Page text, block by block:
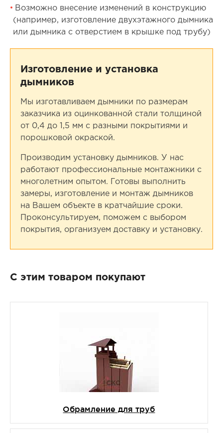
Возможно внесение изменений в конструкцию
(например, изготовление двухэтажного дымника
или дымника с отверстием в крышке под трубу)
Изготовление и установка
дымников
Мы изготавливаем дымники по размерам
заказчика из оцинкованной стали толщиной
от 0,4 до 1,5 мм с разными покрытиями и
порошковой окраской.
Производим установку дымников. У нас
работают профессиональные монтажники с
многолетним опытом. Готовы выполнить
замеры, изготовление и монтаж дымников
на Вашем объекте в кратчайшие сроки.
Проконсультируем, поможем с выбором
покрытия, организуем доставку и установку.
С этим товаром покупают
Обрамление для труб